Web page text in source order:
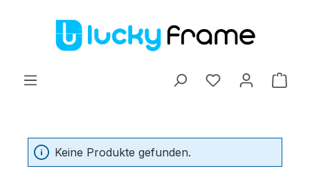
Zum Hauptinhalt springen
Keine Produkte gefunden.